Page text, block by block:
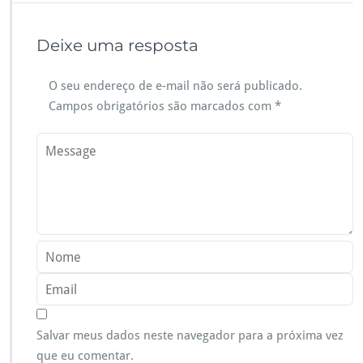
Deixe uma resposta
O seu endereço de e-mail não será publicado.
Campos obrigatórios são marcados com *
Salvar meus dados neste navegador para a próxima vez
que eu comentar.